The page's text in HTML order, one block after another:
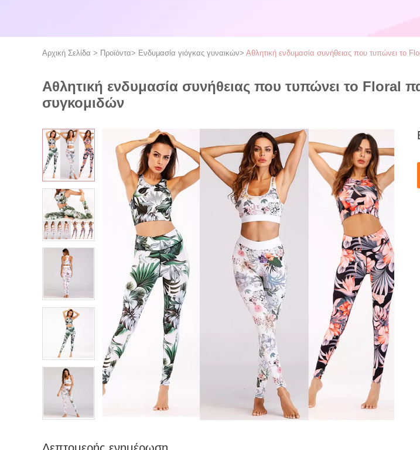
Αρχική Σελίδα > Προϊόντα> Ενδυμασία γιόγκας γυναικών> Αθλητική ενδυμασία συνήθειας που τυπώνει το
Αθλητική ενδυμασία συνήθειας που τυπώνει το Floral
συγκομιδών